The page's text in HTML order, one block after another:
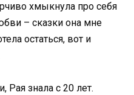
хмыкнула про себя
– сказки она мне
остаться, вот и
Рая знала с 20 лет.